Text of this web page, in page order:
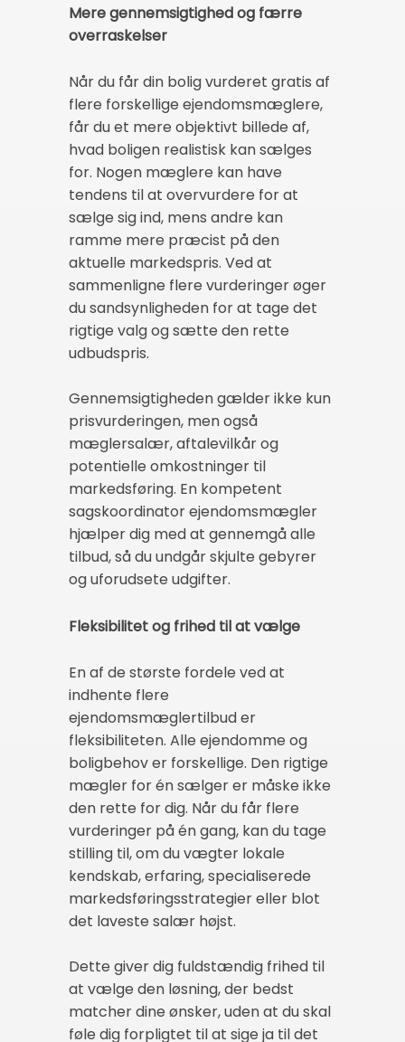
Mere gennemsigtighed og færre
overraskelser
Når du får din bolig vurderet gratis af
flere forskellige ejendomsmæglere,
får du et mere objektivt billede af,
hvad boligen realistisk kan sælges
for. Nogen mæglere kan have
tendens til at overvurdere for at
sælge sig ind, mens andre kan
ramme mere præcist på den
aktuelle markedspris. Ved at
sammenligne flere vurderinger øger
du sandsynligheden for at tage det
rigtige valg og sætte den rette
udbudspris.
Gennemsigtigheden gælder ikke kun
prisvurderingen, men også
mæglersalær, aftalevilkår og
potentielle omkostninger til
markedsføring. En kompetent
sagskoordinator ejendomsmægler
hjælper dig med at gennemgå alle
tilbud, så du undgår skjulte gebyrer
og uforudsete udgifter.
Fleksibilitet og frihed til at vælge
En af de største fordele ved at
indhente flere
ejendomsmæglertilbud er
fleksibiliteten. Alle ejendomme og
boligbehov er forskellige. Den rigtige
mægler for én sælger er måske ikke
den rette for dig. Når du får flere
vurderinger på én gang, kan du tage
stilling til, om du vægter lokale
kendskab, erfaring, specialiserede
markedsføringsstrategier eller blot
det laveste salær højst.
Dette giver dig fuldstændig frihed til
at vælge den løsning, der bedst
matcher dine ønsker, uden at du skal
føle dig forpligtet til at sige ja til det